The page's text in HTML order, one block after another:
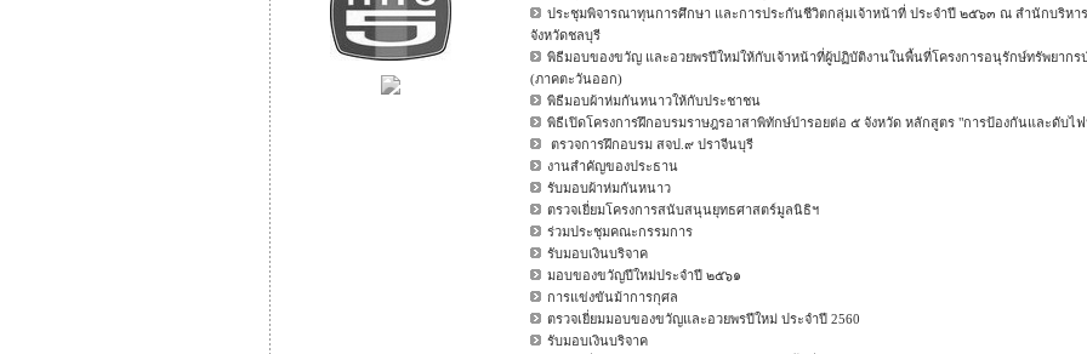
ประชุมพิจารณาทุนการศึกษา และการประกันชีวิตกลุ่มเจ้าหน้าที่ ประจำปี ๒๕๖๓ ณ สำนักบริหา
จังหวัดชลบุรี
พิธีมอบของขวัญ และอวยพรปีใหม่ให้กับเจ้าหน้าที่ผู้ปฏิบัติงานในพื้นที่โครงการอนุรักษ์ทรัพยาก
(ภาคตะวันออก)
พิธีมอบผ้าห่มกันหนาวให้กับประชาชน
พิธีเปิดโครงการฝึกอบรมราษฎรอาสาพิทักษ์ป่ารอยต่อ ๕ จังหวัด หลักสูตร "การป้องกันและดับไ
ตรวจการฝึกอบรม สจป.๙ ปราจีนบุรี
งานสำคัญของประธาน
รับมอบผ้าห่มกันหนาว
ตรวจเยี่ยมโครงการสนับสนุนยุทธศาสตร์มูลนิธิฯ
ร่วมประชุมคณะกรรมการ
รับมอบเงินบริจาค
มอบของขวัญปีใหม่ประจำปี ๒๕๖๑
การแข่งขันม้าการกุศล
ตรวจเยี่ยมมอบของขวัญและอวยพรปีใหม่ ประจำปี 2560
รับมอบเงินบริจาค